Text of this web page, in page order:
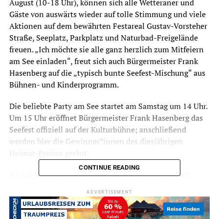
August (10-18 Uhr), können sich alle Wetteraner und
Gäste von auswärts wieder auf tolle Stimmung und viele
Aktionen auf dem bewährten Festareal Gustav-Vorsteher
Straße, Seeplatz, Parkplatz und Naturbad-Freigelände
freuen. „Ich möchte sie alle ganz herzlich zum Mitfeiern
am See einladen“, freut sich auch Bürgermeister Frank
Hasenberg auf die „typisch bunte Seefest-Mischung“ aus
Bühnen- und Kinderprogramm.
Die beliebte Party am See startet am Samstag um 14 Uhr.
Um 15 Uhr eröffnet Bürgermeister Frank Hasenberg das
Seefest offiziell auf der Kulturbühne; anschließend
werden hier die Gewinner*innen des diesjährigen
An kulinarischen Leckereien herrscht natürlich auch
gastronomische Angebotspalette von, Bratwurst,
Currywurst, Spieße, Burger und Pommes bis zu süßen
CONTINUE READING
ADVERTISEMENT